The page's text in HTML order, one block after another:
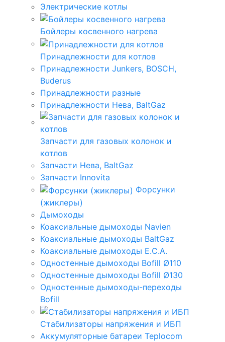
Электрические котлы
Бойлеры косвенного нагрева
Принадлежности для котлов
Принадлежности Junkers, BOSCH,
Buderus
Принадлежности разные
Принадлежности Нева, BaltGaz
Запчасти для газовых колонок и
котлов
Запчасти Нева, BaltGaz
Запчасти Innovita
Форсунки
(жиклеры)
Дымоходы
Коаксиальные дымоходы Navien
Коаксиальные дымоходы BaltGaz
Коаксиальные дымоходы E.C.A.
Одностенные дымоходы Bofill Ø110
Одностенные дымоходы Bofill Ø130
Одностенные дымоходы-переходы
Bofill
Стабилизаторы напряжения и ИБП
Аккумуляторные батареи Teplocom